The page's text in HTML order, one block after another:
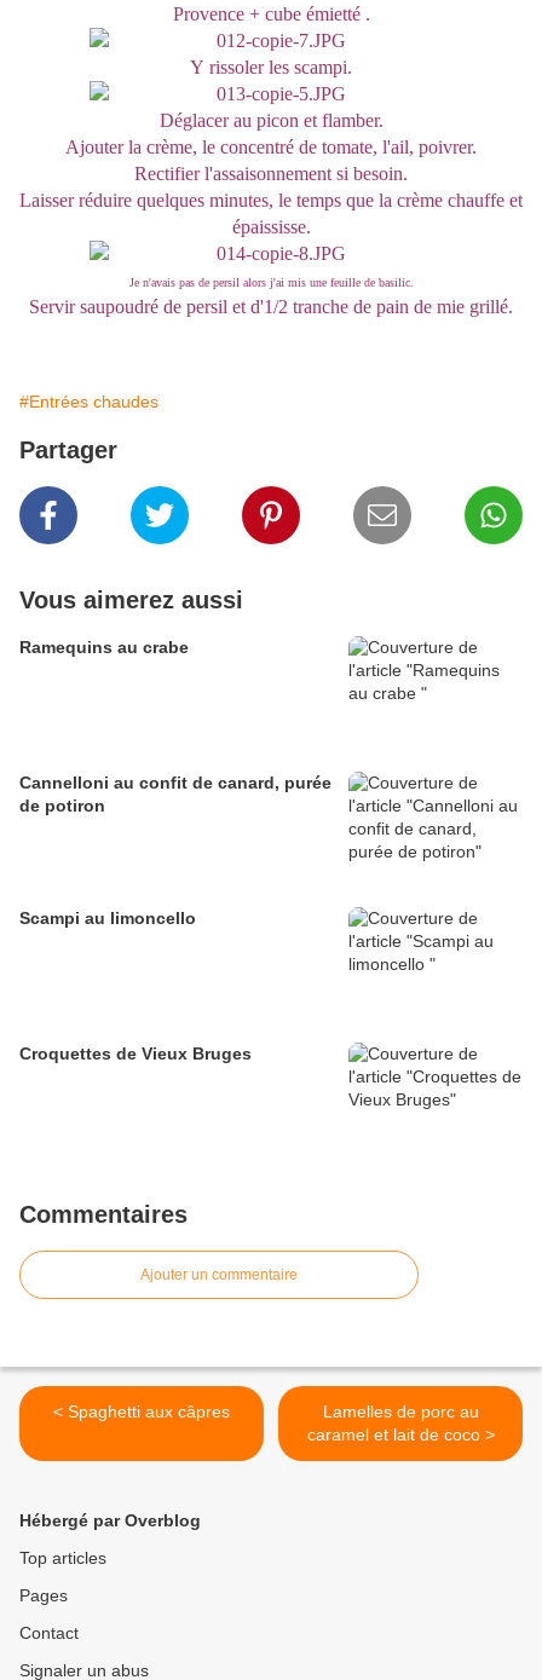
Provence + cube émietté .
Y rissoler les scampi.
Déglacer au picon et flamber.
Ajouter la crème, le concentré de tomate, l'ail, poivrer.
Rectifier l'assaisonnement si besoin.
Laisser réduire quelques minutes, le temps que la crème chauffe et
épaississe.
Je n'avais pas de persil alors j'ai mis une feuille de basilic.
Servir saupoudré de persil et d'1/2 tranche de pain de mie grillé.
#Entrées chaudes
Partager
Vous aimerez aussi
Ramequins au crabe
Cannelloni au confit de canard, purée
de potiron
Scampi au limoncello
Croquettes de Vieux Bruges
Commentaires
Ajouter un commentaire
< Spaghetti aux câpres
Lamelles de porc au
caramel et lait de coco >
Hébergé par Overblog
Top articles
Pages
Contact
Signaler un abus